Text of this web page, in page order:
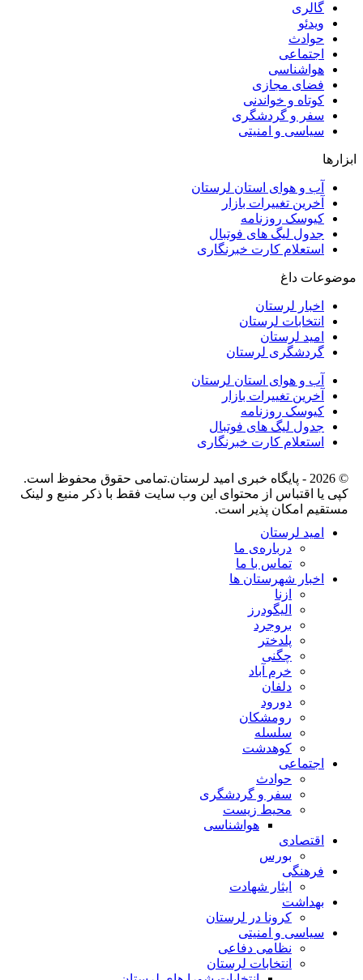
گالری
ویدئو
حوادث
اجتماعی
هواشناسی
فضای مجازی
کوتاه و خواندنی
سفر و گردشگری
سیاسی و امنیتی
ابزارها
آب و هوای استان لرستان
آخرین تغییرات بازار
کیوسک روزنامه
جدول لیگ های فوتبال
استعلام کارت خبرنگاری
موضوعات داغ
اخبار لرستان
انتخابات لرستان
امید لرستان
گردشگری لرستان
آب و هوای استان لرستان
آخرین تغییرات بازار
کیوسک روزنامه
جدول لیگ های فوتبال
استعلام کارت خبرنگاری
© 2026 - پایگاه خبری اميد لرستان.تمامی حقوق محفوظ است.
کپی یا اقتباس از محتوای این وب سایت فقط با ذکر منبع و لینک
مستقیم امکان پذیر است.
امید لرستان
درباره‌ی ما
تماس با ما
اخبار شهرستان ها
ازنا
الیگودرز
بروجرد
پلدختر
چگنی
خرم آباد
دلفان
دورود
رومشکان
سلسله
کوهدشت
اجتماعی
حوادث
سفر و گردشگری
محیط زیست
هواشناسی
اقتصادی
بورس
فرهنگی
ایثار شهادت
بهداشت
کرونا در لرستان
سیاسی و امنیتی
نظامی دفاعی
انتخابات لرستان